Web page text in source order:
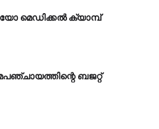
മെഡിക്കല്‍ ക്യാമ്പ്
ബജറ്റ്